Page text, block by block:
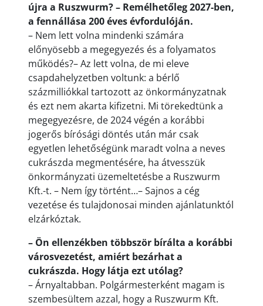
újra a Ruszwurm? – Remélhetőleg 2027-ben,
a fennállása 200 éves évfordulóján.
– Nem lett volna mindenki számára
előnyösebb a megegyezés és a folyamatos
működés?– Az lett volna, de mi eleve
csapdahelyzetben voltunk: a bérlő
százmilliókkal tartozott az önkormányzatnak
és ezt nem akarta kifizetni. Mi törekedtünk a
megegyezésre, de 2024 végén a korábbi
jogerős bírósági döntés után már csak
egyetlen lehetőségünk maradt volna a neves
cukrászda megmentésére, ha átvesszük
önkormányzati üzemeltetésbe a Ruszwurm
Kft.-t. – Nem így történt…– Sajnos a cég
vezetése és tulajdonosai minden ajánlatunktól
elzárkóztak.
– Ön ellenzékben többször bírálta a korábbi
városvezetést, amiért bezárhat a
cukrászda. Hogy látja ezt utólag?
– Árnyaltabban. Polgármesterként magam is
szembesültem azzal, hogy a Ruszwurm Kft.